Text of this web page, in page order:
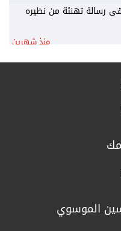
رسالة تهنئة من نظيره
منذ شهرين
المالية نائباً عنه لرئاسة
دول الخليج يُعدّ جزءاً لا
مجلس الوزراء اليوم
غير مشمولة بالتعرفة
الموسوي